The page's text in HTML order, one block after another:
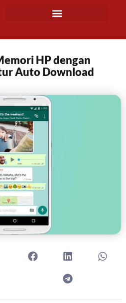
HP dengan
Auto Download